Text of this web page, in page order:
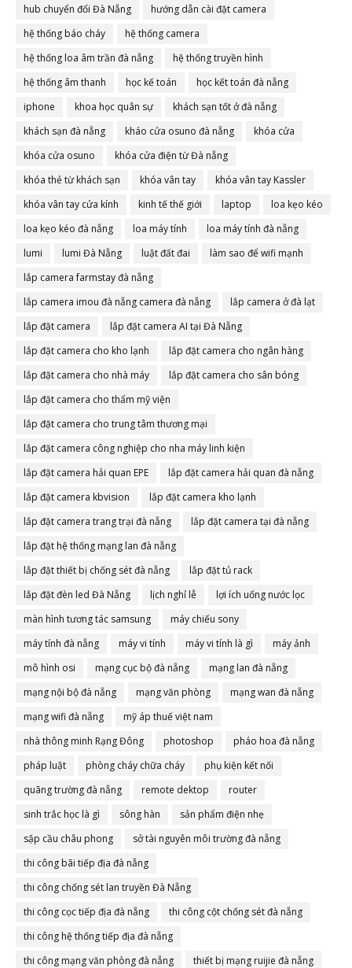
hub chuyển đổi Đà Nẵng
hướng dẫn cài đặt camera
hệ thống báo cháy
hệ thống camera
hệ thống loa âm trần đà nẵng
hệ thống truyền hình
hệ thống âm thanh
học kế toán
học kết toán đà nẵng
iphone
khoa học quân sự
khách sạn tốt ở đà nẵng
khách sạn đà nẵng
kháo cửa osuno đà nẵng
khóa cửa
khóa cửa osuno
khóa cửa điện từ Đà nẵng
khóa thẻ từ khách sạn
khóa vân tay
khóa vân tay Kassler
khóa vân tay cửa kính
kinh tế thế giới laptop
loa kẹo kéo
loa kẹo kéo đà nẵng
loa máy tính
loa máy tính đà nẵng
lumi
lumi Đà Nẵng luật đất đai
làm sao để wifi mạnh
lắp camera farmstay đà nẵng
lắp camera imou đà nẵng camera đà nẵng
lắp camera ở đà lạt
lắp đặt camera
lắp đặt camera AI tại Đà Nẵng
lắp đặt camera cho kho lạnh
lắp đặt camera cho ngân hàng
lắp đặt camera cho nhà máy
lắp đặt camera cho sân bóng
lắp đặt camera cho thẩm mỹ viện
lắp đặt camera cho trung tâm thương mại
lắp đặt camera công nghiệp cho nha máy linh kiện
lắp đặt camera hải quan EPE
lắp đặt camera hải quan đà nẵng
lắp đặt camera kbvision
lắp đặt camera kho lạnh
lắp đặt camera trang trại đà nẵng
lắp đặt camera tại đà nẵng
lắp đặt hệ thống mạng lan đà nẵng
lắp đặt thiết bị chống sét đà nẵng
lắp đặt tủ rack
lắp đặt đèn led Đà Nẵng
lịch nghỉ lễ
lợi ích uống nước lọc
màn hình tương tác samsung
máy chiếu sony
máy tính đà nẵng
máy vi tính máy vi tính là gì
máy ảnh
mô hình osi
mạng cục bộ đà nẵng
mạng lan đà nẵng
mạng nội bộ đà nẵng
mạng văn phòng
mạng wan đà nẵng
mạng wifi đà nẵng
mỹ áp thuế việt nam
nhà thông minh Rạng Đông
photoshop
pháo hoa đà nẵng
pháp luật
phòng cháy chữa cháy
phụ kiện kết nối
quãng trường đà nẵng
remote dektop
router
sinh trắc học là gì
sông hàn
sản phẩm điện nhẹ
sập cầu châu phong
sở tài nguyên môi trường đà nẵng
thi công bãi tiếp địa đà nẵng
thi công chống sét lan truyền Đà Nẵng
thi công cọc tiếp địa đà nẵng
thi công cột chống sét đà nẵng
thi công hệ thống tiếp địa đà nẵng
thi công mạng văn phòng đà nẵng
thiết bị mạng ruijie đà nẵng